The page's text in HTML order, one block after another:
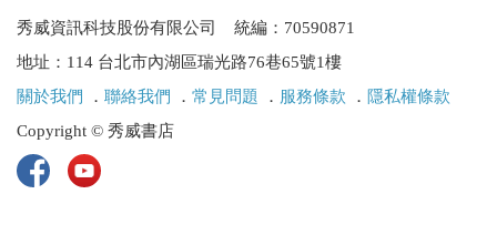
古都居酒屋／費工慈
卷五｜有一種恍惚～古都人．物
千年中的一日／林靜端
一日京都人／蔡瑞真
秀威資訊科技股份有限公司 統編：70590871
地址：114 台北市內湖區瑞光路76巷65號1樓
關於我們 ． 聯絡我們 ． 常見問題 ． 服務條款 ． 隱私權條款
Copyright © 秀威書店